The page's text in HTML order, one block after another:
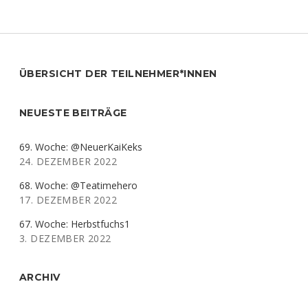
Sidebar
ÜBERSICHT DER TEILNEHMER*INNEN
NEUESTE BEITRÄGE
69. Woche: @NeuerKaiKeks
24. DEZEMBER 2022
68. Woche: @Teatimehero
17. DEZEMBER 2022
67. Woche: Herbstfuchs1
3. DEZEMBER 2022
ARCHIV